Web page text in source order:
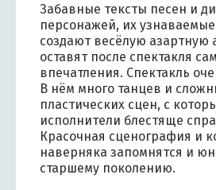
Забавные тексты песен и
персонажей, их
создают весёлую азартную
оставят после спектакля
впечатления. Спектакль
В нём много танцев и
пластических сцен, с
исполнители блестяще
Красочная сценография и
наверняка запомнятся и
старшему поколению.